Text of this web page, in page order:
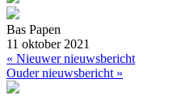
Bas Papen
11 oktober 2021
« Nieuwer nieuwsbericht
Ouder nieuwsbericht »